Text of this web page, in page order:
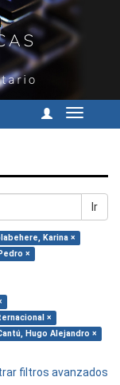
Cambiar
Ir
Karina ×
×
×
Hugo Alejandro ×
filtros avanzados